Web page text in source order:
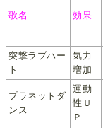
歌名 効果
突撃ラブハー
ト
気力
増加
プラネットダ
ンス
運動
性Ｕ
Ｐ